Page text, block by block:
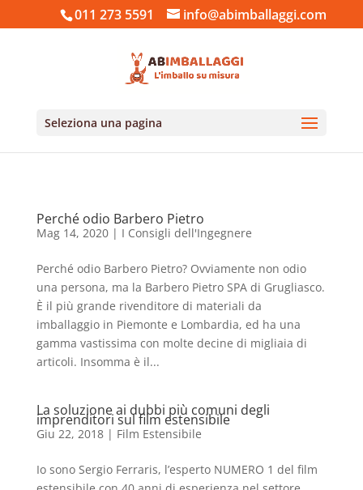
011 273 5591 info@abimballaggi.com
Seleziona una pagina
Perché odio Barbero Pietro
Mag 14, 2020| I Consigli dell'Ingegnere
Perché odio Barbero Pietro? Ovviamente non odio
una persona, ma la Barbero Pietro SPA di Grugliasco.
È il più grande rivenditore di materiali da
imballaggio in Piemonte e Lombardia, ed ha una
gamma vastissima con molte decine di migliaia di
articoli. Insomma è il...
La soluzione ai dubbi più comuni degli
imprenditori sul film estensibile
Giu 22, 2018| Film Estensibile
Io sono Sergio Ferraris, l’esperto NUMERO 1 del film